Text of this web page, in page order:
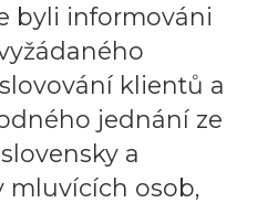
byli informováni
klientů a
jednání ze
a
mluvících osob,